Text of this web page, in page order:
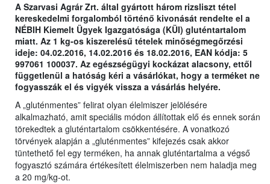
A Szarvasi Agrár Zrt. által gyártott három rizsliszt tétel
kereskedelmi forgalomból történő kivonását rendelte el a
NÉBIH Kiemelt Ügyek Igazgatósága (KÜI) gluténtartalom
miatt. Az 1 kg-os kiszerelésű tételek minőségmegőrzési
ideje: 04.02.2016, 14.02.2016 és 18.02.2016, EAN kódja: 5
997061 100037. Az egészségügyi kockázat alacsony, ettől
függetlenül a hatóság kéri a vásárlókat, hogy a terméket ne
fogyasszák el és vigyék vissza a vásárlás helyére.
A „gluténmentes” felirat olyan élelmiszer jelölésére
alkalmazható, amit speciális módon állítottak elő és ennek során
törekedtek a gluténtartalom csökkentésére. A vonatkozó
törvények alapján a „gluténmentes” kifejezés csak akkor
tüntethető fel egy terméken, ha annak gluténtartalma a végső
fogyasztó számára értékesített élelmiszerben nem haladja meg
a 20 mg/kg-ot.